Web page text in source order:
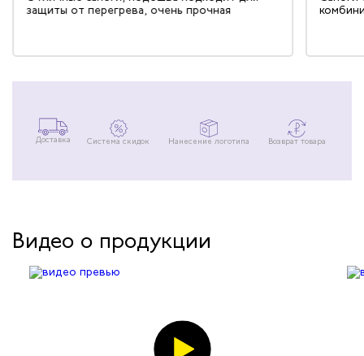
защиты от перегрева, очень прочная
Доставка Система скидок Нанесение логотипа Возврат товара
Видео о продукции